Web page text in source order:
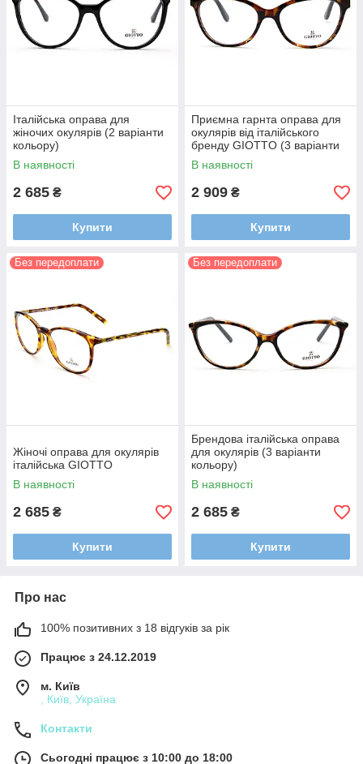
Італійська оправа для
жіночих окулярів (2 варіанти
кольору)
В наявності
2 685 ₴
Купити
Приємна гарнта оправа для
окулярів від італійського
бренду GIOTTO (3 варіанти
кольору)
В наявності
2 909 ₴
Купити
Без передоплати
Жіночі оправа для окулярів
італійська GIOTTO
В наявності
2 685 ₴
Купити
Без передоплати
Брендова італійська оправа
для окулярів (3 варіанти
кольору)
В наявності
2 685 ₴
Купити
Про нас
100% позитивних з 18 відгуків за рік
Працює з 24.12.2019
м. Київ
, Київ, Україна
Контакти
Сьогодні працює з 10:00 до 18:00